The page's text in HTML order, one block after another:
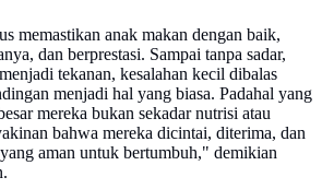
memastikan anak makan dengan baik,
dan berprestasi. Sampai tanpa sadar,
tekanan, kesalahan kecil dibalas
menjadi hal yang biasa. Padahal yang
mereka bukan sekadar nutrisi atau
bahwa mereka dicintai, diterima, dan
aman untuk bertumbuh," demikian